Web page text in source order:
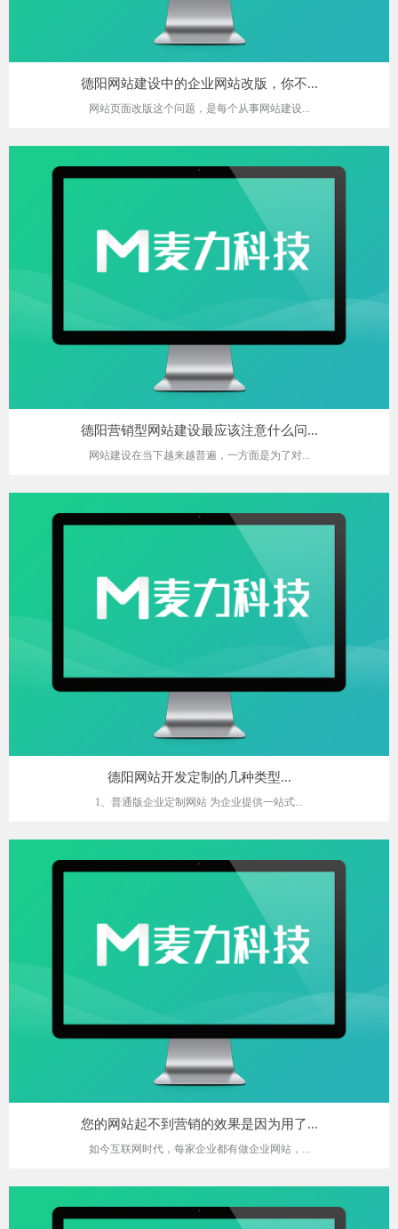
德阳网站建设中的企业网站改版，你不...
网站页面改版这个问题，是每个从事网站建设...
德阳营销型网站建设最应该注意什么问...
网站建设在当下越来越普遍，一方面是为了对...
德阳网站开发定制的几种类型...
1、普通版企业定制网站 为企业提供一站式...
您的网站起不到营销的效果是因为用了...
如今互联网时代，每家企业都有做企业网站，...